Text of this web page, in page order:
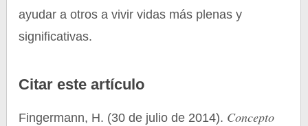
ayudar a otros a vivir vidas más plenas y
significativas.
Citar este artículo
Fingermann, H. (30 de julio de 2014). Concepto